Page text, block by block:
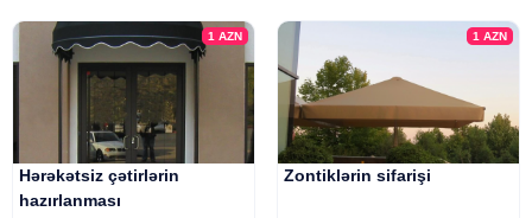
1AZN
Hərəkətsiz çətirlərin
hazırlanması
1 AZN
Zontiklərin sifarişi